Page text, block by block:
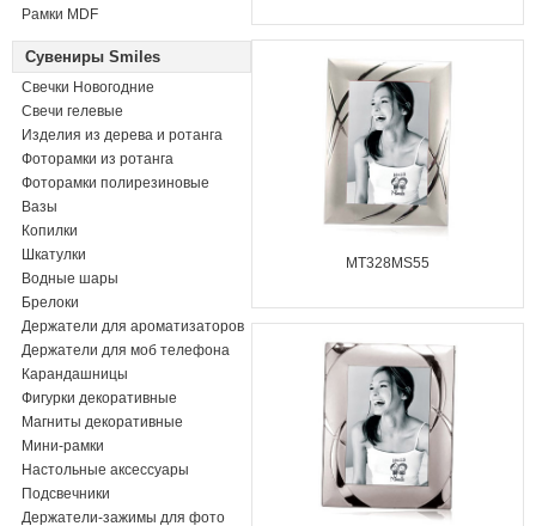
Рамки MDF
Сувениры Smiles
Свечки Новогодние
Свечи гелевые
Изделия из дерева и ротанга
Фоторамки из ротанга
Фоторамки полирезиновые
Вазы
Копилки
Шкатулки
Водные шары
Брелоки
Держатели для ароматизаторов
Держатели для моб телефона
Карандашницы
Фигурки декоративные
Магниты декоративные
Мини-рамки
Настольные аксессуары
Подсвечники
Держатели-зажимы для фото
MT328MS55